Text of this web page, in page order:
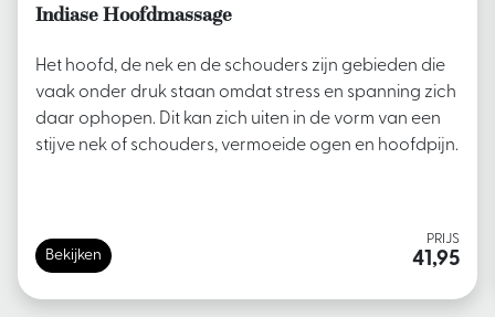
Indiase Hoofdmassage
Het hoofd, de nek en de schouders zijn gebieden die
vaak onder druk staan omdat stress en spanning zich
daar ophopen. Dit kan zich uiten in de vorm van een
stijve nek of schouders, vermoeide ogen en hoofdpijn.
Bekijken
PRIJS
41,95